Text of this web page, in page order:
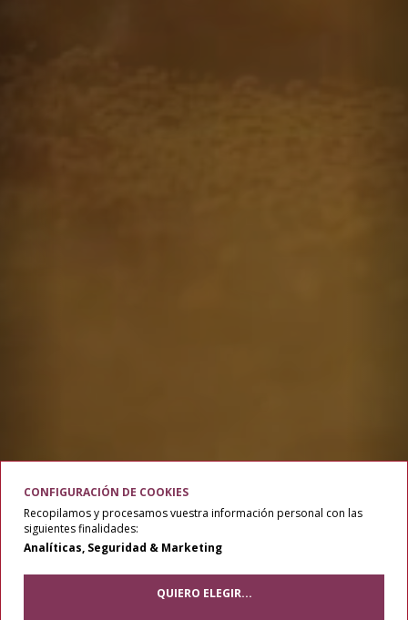
CONFIGURACIÓN DE COOKIES
Recopilamos y procesamos vuestra información personal con las
siguientes finalidades:
Analíticas, Seguridad & Marketing
QUIERO ELEGIR...